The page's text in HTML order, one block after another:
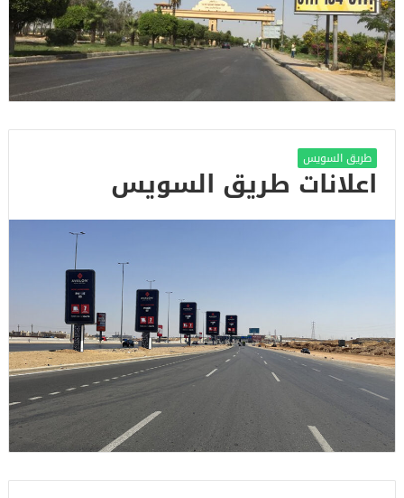
طريق السويس
اعلانات طريق السويس